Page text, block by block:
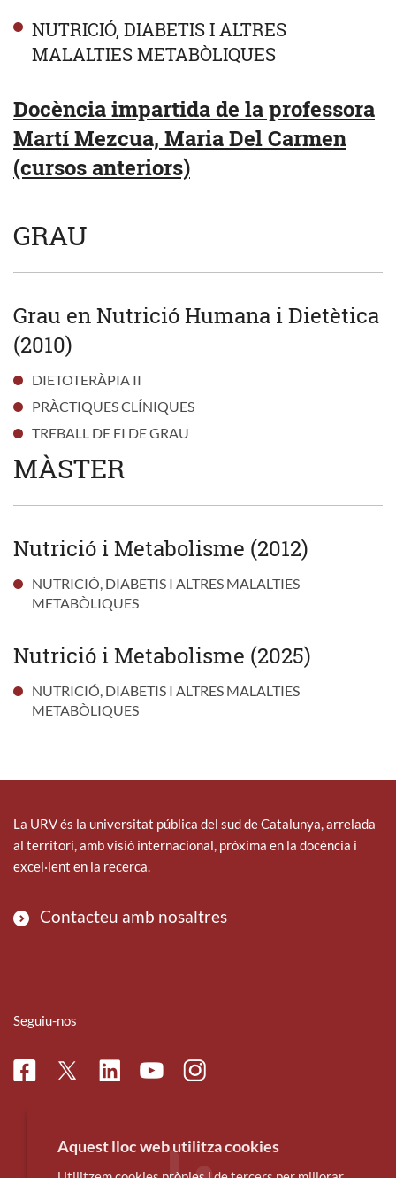
NUTRICIÓ, DIABETIS I ALTRES
MALALTIES METABÒLIQUES
Docència impartida de la professora
Martí Mezcua, Maria Del Carmen
(cursos anteriors)
GRAU
Grau en Nutrició Humana i Dietètica
(2010)
DIETOTERÀPIA II
PRÀCTIQUES CLÍNIQUES
TREBALL DE FI DE GRAU
MÀSTER
Nutrició i Metabolisme (2012)
NUTRICIÓ, DIABETIS I ALTRES MALALTIES
METABÒLIQUES
Nutrició i Metabolisme (2025)
NUTRICIÓ, DIABETIS I ALTRES MALALTIES
METABÒLIQUES
La URV és la universitat pública del sud de Catalunya, arrelada
al territori, amb visió internacional, pròxima en la docència i
excel·lent en la recerca.
Contacteu amb nosaltres
Seguiu-nos
FacebookTwitterLinkedinYoutubeInstagram
Aquest lloc web utilitza cookies